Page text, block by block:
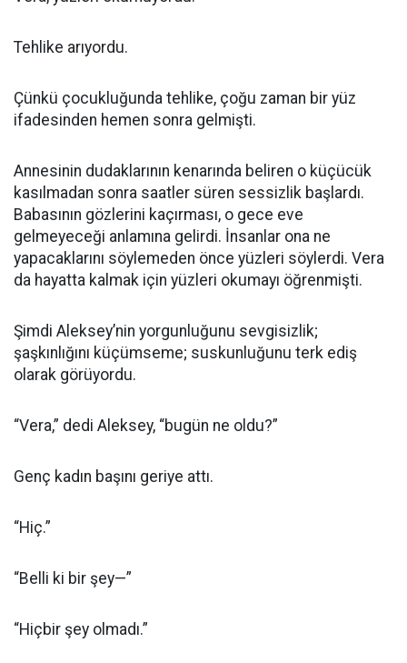
Tehlike arıyordu.
Çünkü çocukluğunda tehlike, çoğu zaman bir yüz
ifadesinden hemen sonra gelmişti.
Annesinin dudaklarının kenarında beliren o küçücük
kasılmadan sonra saatler süren sessizlik başlardı.
Babasının gözlerini kaçırması, o gece eve
gelmeyeceği anlamına gelirdi. İnsanlar ona ne
yapacaklarını söylemeden önce yüzleri söylerdi. Vera
da hayatta kalmak için yüzleri okumayı öğrenmişti.
Şimdi Aleksey’nin yorgunluğunu sevgisizlik;
şaşkınlığını küçümseme; suskunluğunu terk ediş
olarak görüyordu.
“Vera,” dedi Aleksey, “bugün ne oldu?”
Genç kadın başını geriye attı.
“Hiç.”
“Belli ki bir şey—”
“Hiçbir şey olmadı.”